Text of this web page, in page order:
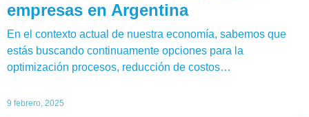
empresas en Argentina
En el contexto actual de nuestra economía, sabemos que
estás buscando continuamente opciones para la
optimización procesos, reducción de costos…
9 febrero, 2025